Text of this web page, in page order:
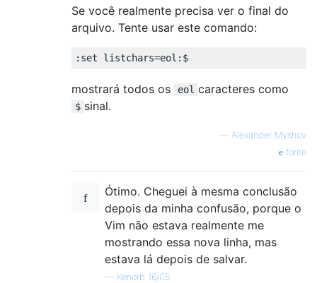
Se você realmente precisa ver o final do
arquivo. Tente usar este comando:
mostrará todos os eol caracteres como
$ sinal.
— Alexander Myshov
fonte
Ótimo. Cheguei à mesma conclusão
depois da minha confusão, porque o
Vim não estava realmente me
mostrando essa nova linha, mas
estava lá depois de salvar.
— Kenorb 16/05